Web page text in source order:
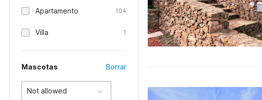
Apartamento 104
Villa 1
Mascotas Borrar
Not allowed